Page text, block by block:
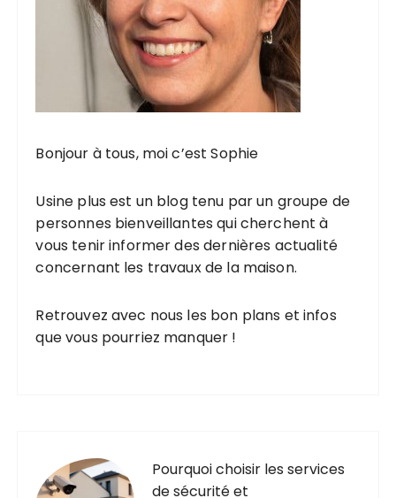
Bonjour à tous, moi c’est Sophie
Usine plus est un blog tenu par un groupe de
personnes bienveillantes qui cherchent à
vous tenir informer des dernières actualité
concernant les travaux de la maison.
Retrouvez avec nous les bon plans et infos
que vous pourriez manquer !
Pourquoi choisir les services
de sécurité et